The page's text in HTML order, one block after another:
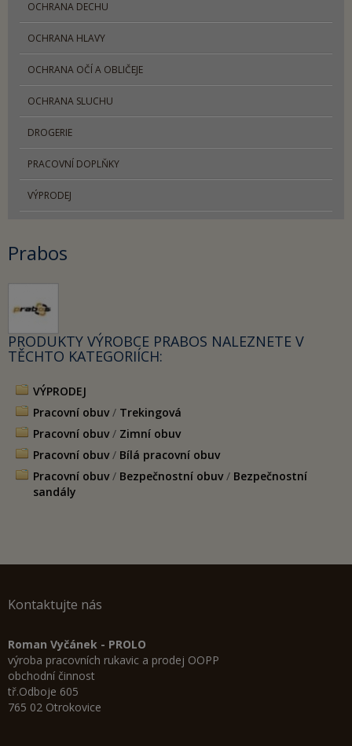
OCHRANA DECHU
OCHRANA HLAVY
OCHRANA OČÍ A OBLIČEJE
OCHRANA SLUCHU
DROGERIE
PRACOVNÍ DOPLŇKY
VÝPRODEJ
Prabos
PRODUKTY VÝROBCE PRABOS NALEZNETE V
TĚCHTO KATEGORIÍCH:
VÝPRODEJ
Pracovní obuv/ Trekingová
Pracovní obuv/ Zimní obuv
Pracovní obuv/ Bílá pracovní obuv
Pracovní obuv/ Bezpečnostní obuv/ Bezpečnostní
sandály
Kontaktujte nás
Roman Vyčánek - PROLO
výroba pracovních rukavic a prodej OOPP
obchodní činnost
tř.Odboje 605
765 02 Otrokovice